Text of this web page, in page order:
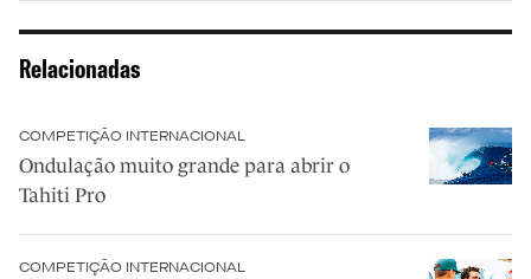
Relacionadas
COMPETIÇÃO INTERNACIONAL
Ondulação muito grande para abrir o
Tahiti Pro
COMPETIÇÃO INTERNACIONAL